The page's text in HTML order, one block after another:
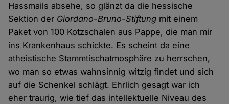
Hassmails absehe, so glänzt da die hessische
Sektion der Giordano-Bruno-Stiftung mit einem
Paket von 100 Kotzschalen aus Pappe, die man mir
ins Krankenhaus schickte. Es scheint da eine
atheistische Stammtischatmosphäre zu herrschen,
wo man so etwas wahnsinnig witzig findet und sich
auf die Schenkel schlägt. Ehrlich gesagt war ich
eher traurig, wie tief das intellektuelle Niveau des